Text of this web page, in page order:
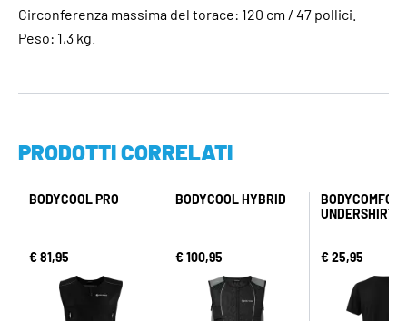
Circonferenza massima del torace: 120 cm / 47 pollici.
Peso: 1,3 kg.
PRODOTTI CORRELATI
BODYCOOL PRO
€ 81,95
BODYCOOL HYBRID
€ 100,95
UNDERSHIRT
€ 25,95